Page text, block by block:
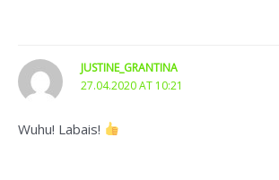
JUSTINE_GRANTINA
27.04.2020 AT 10:21
Wuhu! Labais!